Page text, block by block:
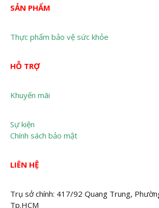
SẢN PHẨM
Thực phẩm bảo vệ sức khỏe
HỖ TRỢ
Khuyến mãi
Sự kiện
Chính sách bảo mật
LIÊN HỆ
Trụ sở chính: 417/92 Quang Trung,
Tp.HCM